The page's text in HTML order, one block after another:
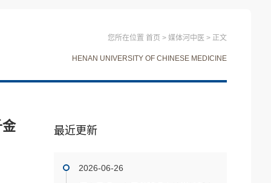
您所在位置 首页 > 媒体河中医 > 正文
HENAN UNIVERSITY OF CHINESE MEDICINE
最近更新
2026-06-26